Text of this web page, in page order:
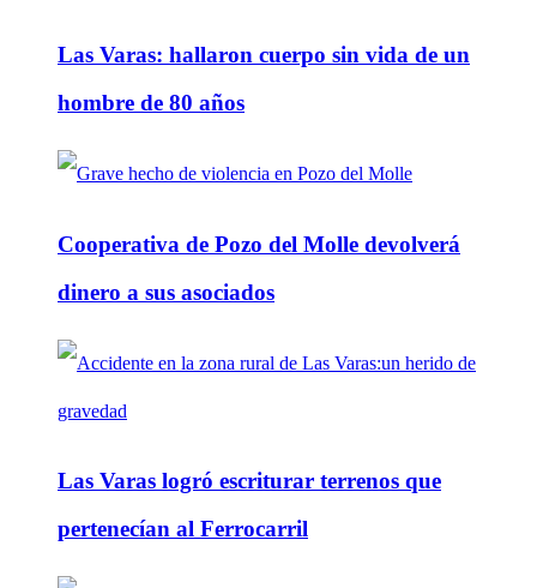
Las Varas: hallaron cuerpo sin vida de un
hombre de 80 años
Cooperativa de Pozo del Molle devolverá
dinero a sus asociados
Las Varas logró escriturar terrenos que
pertenecían al Ferrocarril